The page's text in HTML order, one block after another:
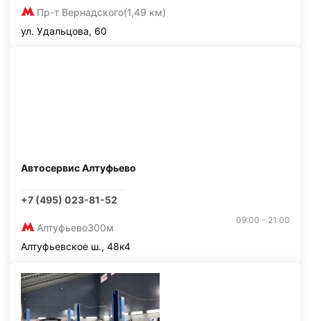
Пр-т Вернадского(1,49 км)
ул. Удальцова, 60
Автосервис Алтуфьево
+7 (495) 023-81-52
Алтуфьево300м
09:00 - 21:00
Алтуфьевское ш., 48к4